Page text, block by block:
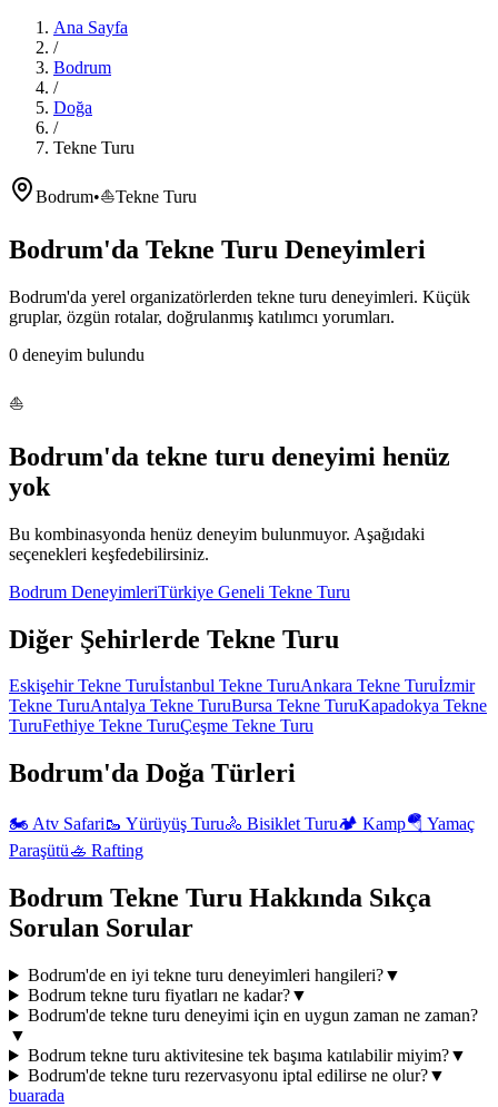
Ana Sayfa
/
Bodrum
/
Doğa
/
Tekne Turu
Bodrum•⛵Tekne Turu
Bodrum'da Tekne Turu Deneyimleri
Bodrum'da yerel organizatörlerden tekne turu deneyimleri. Küçük
gruplar, özgün rotalar, doğrulanmış katılımcı yorumları.
0 deneyim bulundu
⛵
Bodrum'da tekne turu deneyimi henüz
yok
Bu kombinasyonda henüz deneyim bulunmuyor. Aşağıdaki
seçenekleri keşfedebilirsiniz.
Bodrum DeneyimleriTürkiye Geneli Tekne Turu
Diğer Şehirlerde Tekne Turu
Eskişehir Tekne Turuİstanbul Tekne TuruAnkara Tekne Turuİzmir
Tekne TuruAntalya Tekne TuruBursa Tekne TuruKapadokya Tekne
TuruFethiye Tekne TuruÇeşme Tekne Turu
Bodrum'da Doğa Türleri
🏍️ Atv Safari🥾 Yürüyüş Turu🚴 Bisiklet Turu🏕️ Kamp🪂 Yamaç
Paraşütü🚣 Rafting
Bodrum Tekne Turu Hakkında Sıkça
Sorulan Sorular
Bodrum'de en iyi tekne turu deneyimleri hangileri?▼
Bodrum tekne turu fiyatları ne kadar?▼
Bodrum'de tekne turu deneyimi için en uygun zaman ne zaman?
▼
Bodrum tekne turu aktivitesine tek başıma katılabilir miyim?▼
Bodrum'de tekne turu rezervasyonu iptal edilirse ne olur?▼
buarada